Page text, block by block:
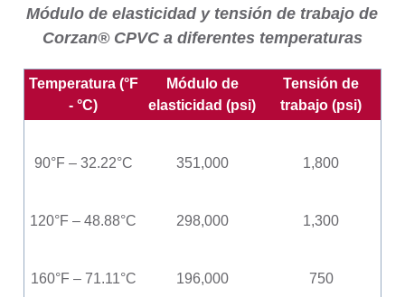
Módulo de elasticidad y tensión de trabajo de
Corzan® CPVC a diferentes temperaturas
Temperatura (°F
- °C)
Módulo de
elasticidad (psi)
Tensión de
trabajo (psi)
90°F – 32.22°C
351,000
1,800
120°F – 48.88°C
298,000
1,300
160°F – 71.11°C
196,000
750